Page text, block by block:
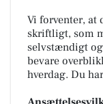
Vi forventer, at
skriftligt, som
selvstændigt
bevare
hverdag. Du